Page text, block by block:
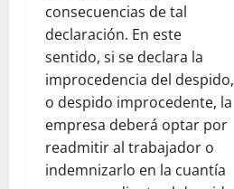
consecuencias de tal
declaración. En este
sentido, si se declara la
improcedencia del despido,
o despido improcedente, la
empresa deberá optar por
readmitir al trabajador o
indemnizarlo en la cuantía